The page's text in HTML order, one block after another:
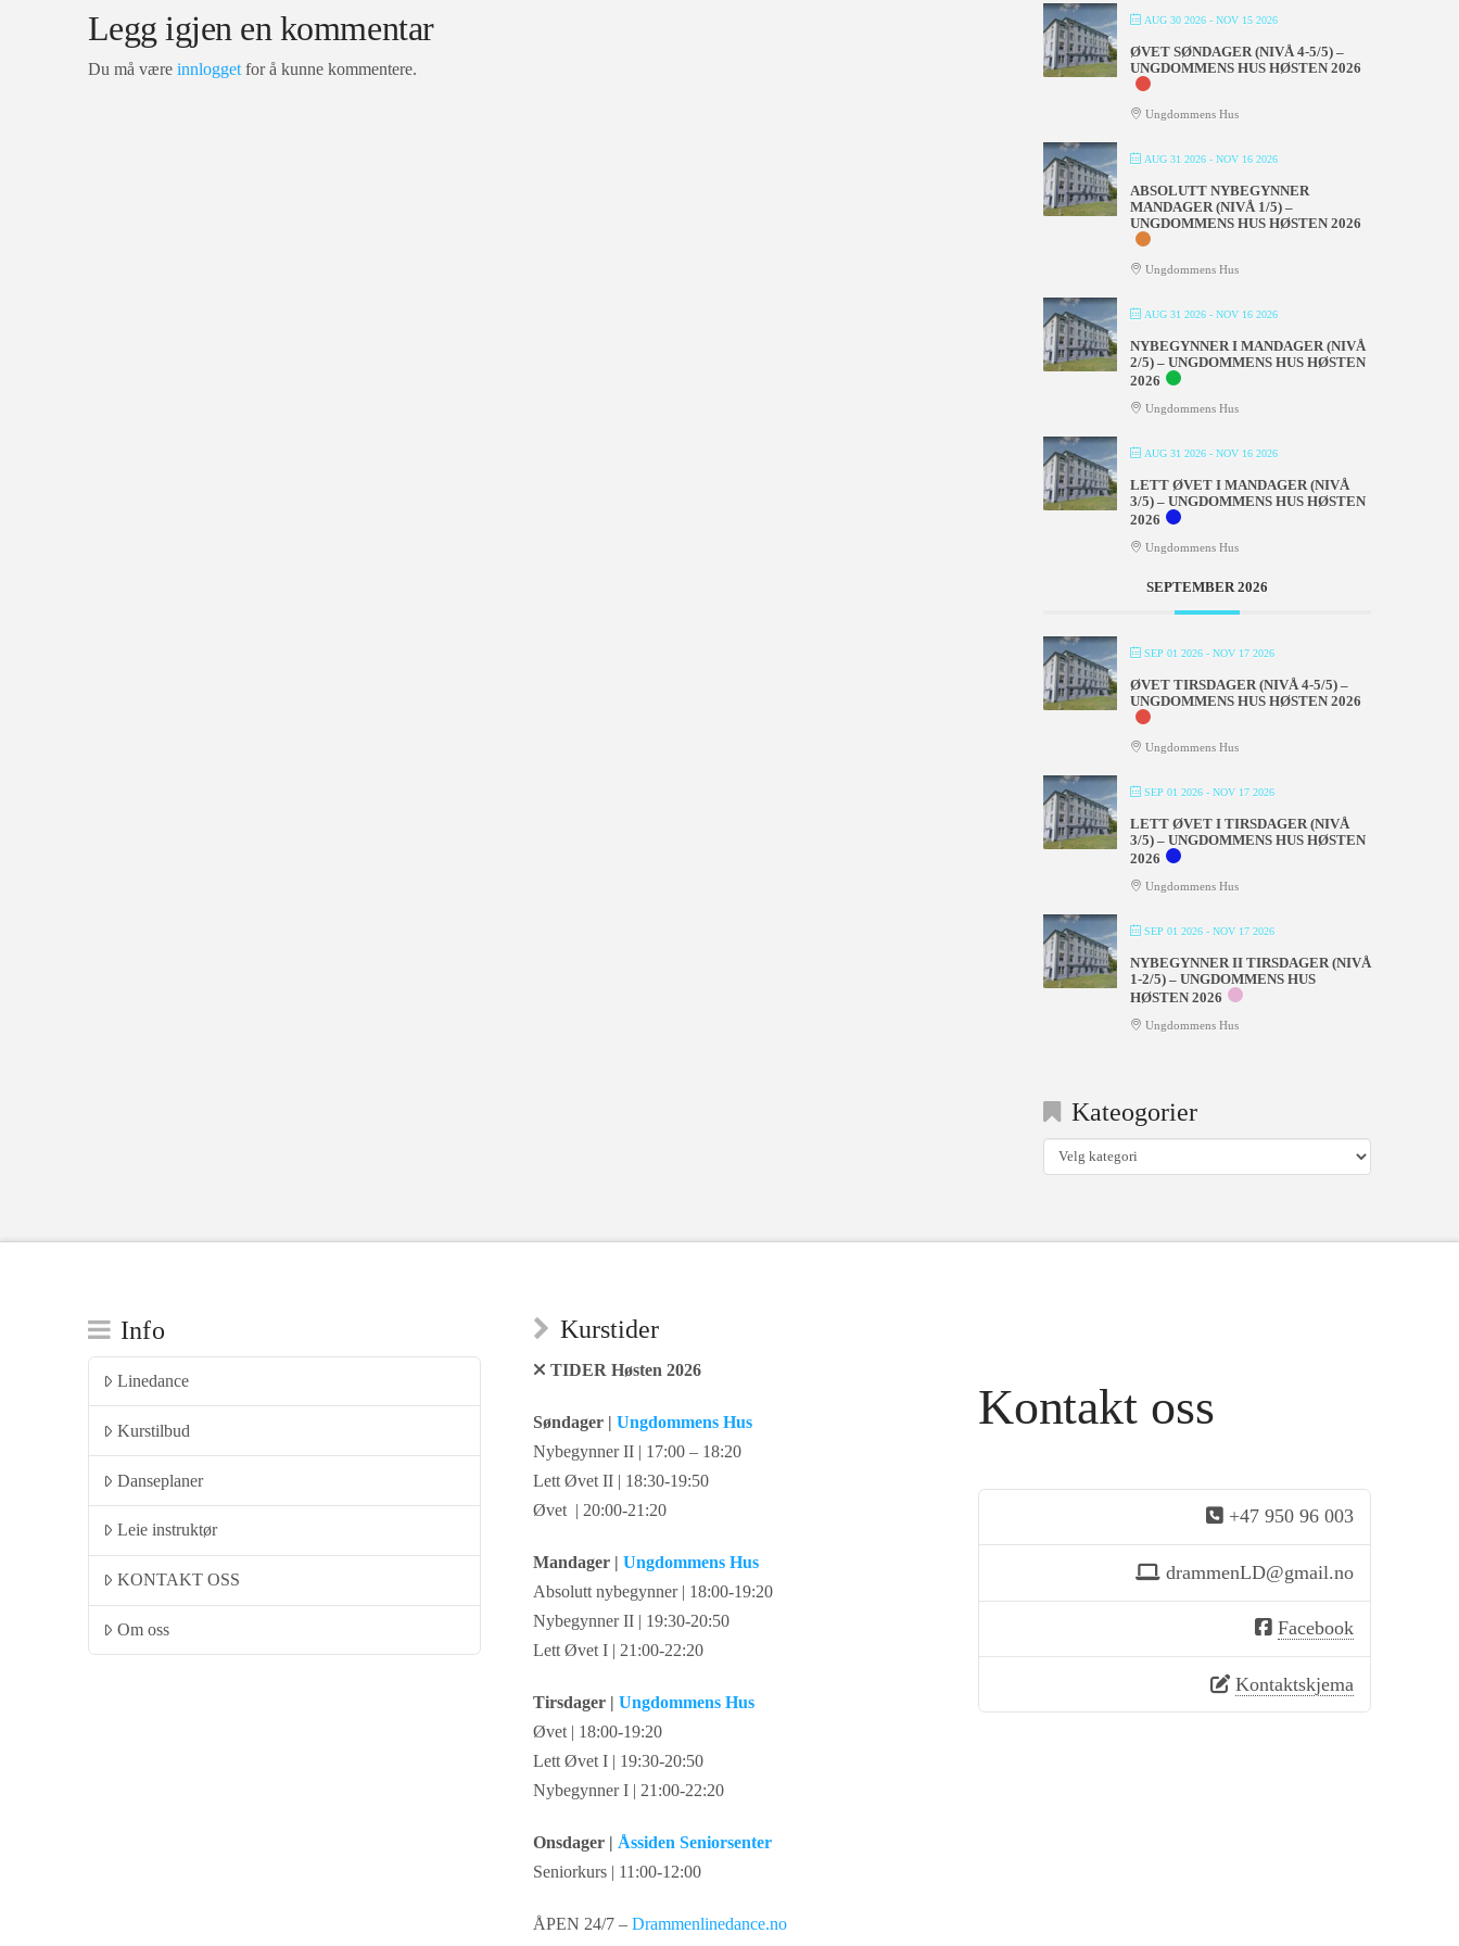
Legg igjen en kommentar
Du må være innloggetfor å kunne kommentere.
AUG 30 2026 - NOV 15 2026
ØVET SØNDAGER (NIVÅ 4-5/5) –
UNGDOMMENS HUS HØSTEN 2026
Ungdommens Hus
AUG 31 2026 - NOV 16 2026
ABSOLUTT NYBEGYNNER
MANDAGER (NIVÅ 1/5) –
UNGDOMMENS HUS HØSTEN 2026
Ungdommens Hus
AUG 31 2026 - NOV 16 2026
NYBEGYNNER I MANDAGER (NIVÅ
2/5) – UNGDOMMENS HUS HØSTEN
2026
Ungdommens Hus
AUG 31 2026 - NOV 16 2026
LETT ØVET I MANDAGER (NIVÅ
3/5) – UNGDOMMENS HUS HØSTEN
2026
Ungdommens Hus
SEPTEMBER 2026
SEP 01 2026 - NOV 17 2026
ØVET TIRSDAGER (NIVÅ 4-5/5) –
UNGDOMMENS HUS HØSTEN 2026
Ungdommens Hus
SEP 01 2026 - NOV 17 2026
LETT ØVET I TIRSDAGER (NIVÅ
3/5) – UNGDOMMENS HUS HØSTEN
2026
Ungdommens Hus
SEP 01 2026 - NOV 17 2026
NYBEGYNNER II TIRSDAGER (NIVÅ
1-2/5) – UNGDOMMENS HUS
HØSTEN 2026
Ungdommens Hus
Kateogorier
Kateogorier
Info
Linedance
Kurstilbud
Danseplaner
Leie instruktør
KONTAKT OSS
Om oss
Kurstider
TIDER Høsten 2026
Søndager | Ungdommens Hus
Nybegynner II | 17:00 – 18:20
Lett Øvet II | 18:30-19:50
Øvet | 20:00-21:20
Mandager | Ungdommens Hus
Absolutt nybegynner | 18:00-19:20
Nybegynner II | 19:30-20:50
Lett Øvet I | 21:00-22:20
Tirsdager | Ungdommens Hus
Øvet | 18:00-19:20
Lett Øvet I | 19:30-20:50
Nybegynner I | 21:00-22:20
Onsdager | Åssiden Seniorsenter
Seniorkurs | 11:00-12:00
ÅPEN 24/7 – Drammenlinedance.no
Kontakt oss
+47 950 96 003
drammenLD@gmail.no
Facebook
Kontaktskjema